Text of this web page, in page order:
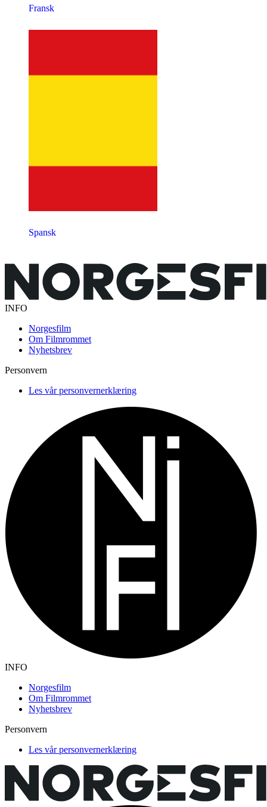
Fransk
Spansk
INFO
Norgesfilm
Om Filmrommet
Nyhetsbrev
Personvern
Les vår personvernerklæring
INFO
Norgesfilm
Om Filmrommet
Nyhetsbrev
Personvern
Les vår personvernerklæring